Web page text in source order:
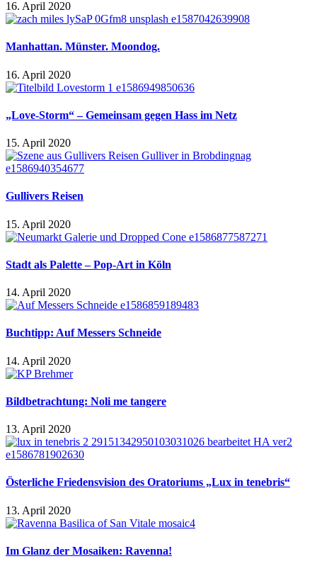
16. April 2020
Manhattan. Münster. Moondog.
16. April 2020
„Love-Storm“ – Gemeinsam gegen Hass im Netz
15. April 2020
Gullivers Reisen
15. April 2020
Stadt als Palette – Pop-Art in Köln
14. April 2020
Buchtipp: Auf Messers Schneide
14. April 2020
Bildbetrachtung: Noli me tangere
13. April 2020
Österliche Friedensvision des Oratoriums „Lux in tenebris“
13. April 2020
Im Glanz der Mosaiken: Ravenna!